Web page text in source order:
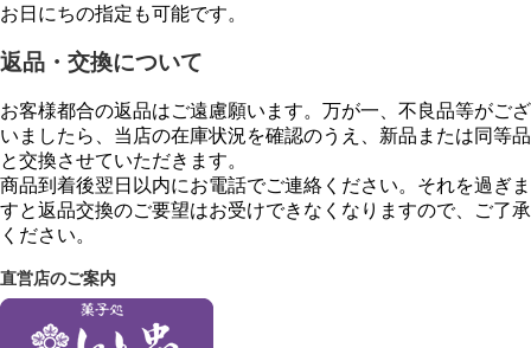
お日にちの指定も可能です。
返品・交換について
お客様都合の返品はご遠慮願います。万が一、不良品等がござ
いましたら、当店の在庫状況を確認のうえ、新品または同等品
と交換させていただきます。
商品到着後翌日以内にお電話でご連絡ください。それを過ぎま
すと返品交換のご要望はお受けできなくなりますので、ご了承
ください。
直営店のご案内